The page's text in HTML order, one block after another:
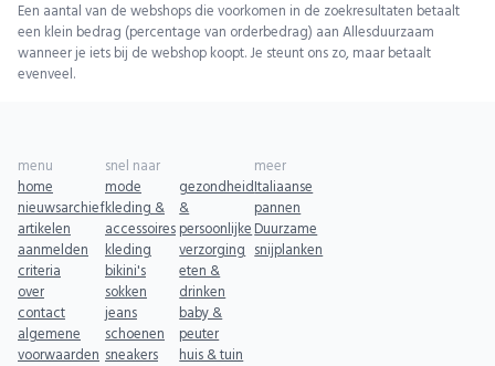
Een aantal van de webshops die voorkomen in de zoekresultaten betaalt
een klein bedrag (percentage van orderbedrag) aan Allesduurzaam
wanneer je iets bij de webshop koopt. Je steunt ons zo, maar betaalt
evenveel.
menu
home
nieuwsarchief
artikelen
aanmelden
criteria
over
contact
algemene
voorwaarden
snel naar
mode
kleding &
accessoires
kleding
bikini's
sokken
jeans
schoenen
sneakers
gezondheid
&
persoonlijke
verzorging
eten &
drinken
baby &
peuter
huis & tuin
meer
Italiaanse
pannen
Duurzame
snijplanken